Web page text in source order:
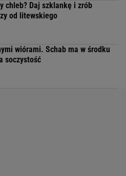
chleb? Daj szklankę i zrób
od litewskiego
wiórami. Schab ma w środku
soczystość